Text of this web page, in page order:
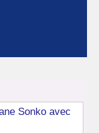
Sonko avec